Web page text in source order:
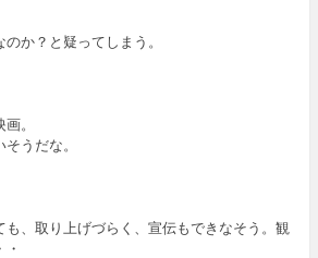
か？と疑ってしまう。
。
うだな。
も、取り上げづらく、宣伝もできなそう。観